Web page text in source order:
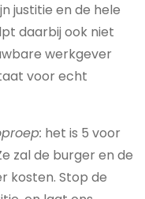
justitie en de hele
daarbij ook niet
werkgever
voor echt
het is 5 voor
zal de burger en de
kosten. Stop de